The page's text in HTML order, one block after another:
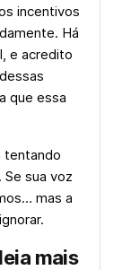
incentivos
Há
e acredito
que essa
tentando
sua voz
mas a
mais